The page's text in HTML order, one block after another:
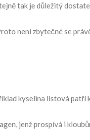
tak je důležitý
není zbytečné se
kyselina listová patří
jenž prospívá i